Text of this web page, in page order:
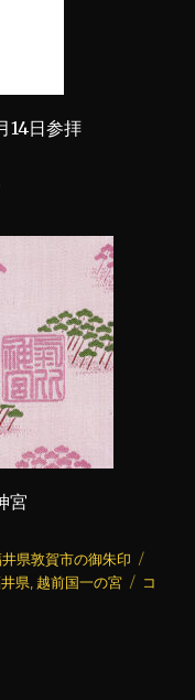
14日参拝
宮
県敦賀市の御朱印
グ
県 越前国一の宮
氣
コ